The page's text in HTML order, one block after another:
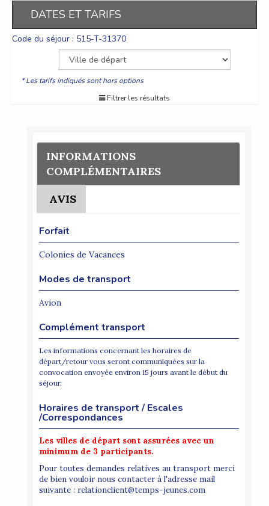
DATES ET TARIFS
Code du séjour : 515-T-31370
* Les tarifs indiqués sont hors options
Filtrer les résultats
INFORMATIONS
COMPLÉMENTAIRES
AVIS
Forfait
Colonies de Vacances
Modes de transport
Avion
Complément transport
Les informations concernant les horaires de
départ/retour vous seront communiquées sur la
convocation envoyée environ 15 jours avant le début du
séjour.
Horaires de transport / Escales
/Correspondances
Les villes de départ sont assurées avec un
minimum de 3 participants.
Pour toutes demandes relatives au transport merci
de bien vouloir nous contacter à l'adresse mail
suivante : relationclient@temps-jeunes.com